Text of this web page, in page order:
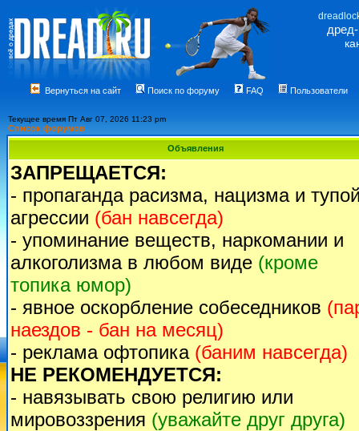
Вернуться на сайт Поиск по форуму FAQ Пользователи
Текущее время Пт Авг 07, 2026 11:23 pm
Список форумов
Объявления
ЗАПРЕЩАЕТСЯ:
- пропаганда расизма, нацизма и
агрессии (бан навсегда)
- упоминание веществ, наркомании и
алкоголизма в любом виде (кроме
топика юмор)
- явное оскорбление собеседников
наездов - бан на месяц)
- реклама офтопика (баним навсегда)
НЕ РЕКОМЕНДУЕТСЯ:
- навязывать свою религию или
мировоззрения (уважайте друг друга)